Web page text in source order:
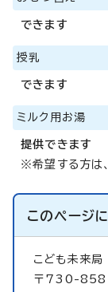
できます
授乳
できます
ミルク用お湯
提供できます
※希望する方は
このページ
こども未来局
〒730-